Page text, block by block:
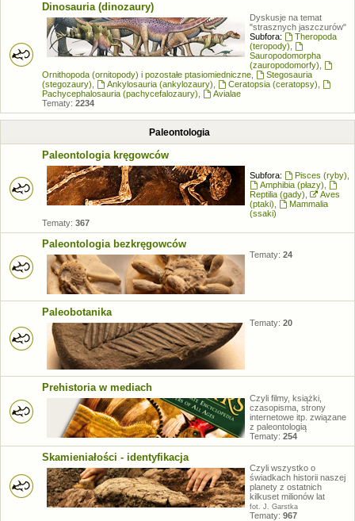
Dinosauria (dinozaury)
Dyskusje na temat
"strasznych jaszczurów"
Subfora:
Theropoda
(teropody)
Sauropodomorpha
(zauropodomorfy)
Ornithopoda (ornitopody) i pozostałe ptasiomiedniczne
Stegosauria
(stegozaury)
Ankylosauria (ankylozaury) Ceratopsia (ceratopsy)
Pachycephalosauria (pachycefalozaury)
Avialae
Tematy: 2234
Paleontologia
Paleontologia kręgowców
Subfora: Pisces (ryby)
Amphibia (płazy)
Reptilia (gady)
Aves
(ptaki)
Mammalia
(ssaki)
Tematy: 367
Paleontologia bezkręgowców
Tematy: 24
Paleobotanika
Tematy: 20
Prehistoria w mediach
Czyli filmy, książki,
czasopisma, strony
internetowe itp. związane
z paleontologią
Tematy: 254
Skamieniałości - identyfikacja
Czyli wszystko o
świadkach historii naszej
planety z ostatnich
kilkuset milionów lat
fot. J. Garstka
Tematy: 967